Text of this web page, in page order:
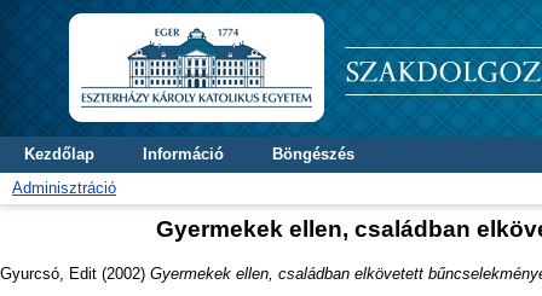
Kezdőlap Információ
Böngészés
Adminisztráció
Gyermekek ellen, családban
Gyurcsó, Edit (2002) Gyermekek ellen, családban elkövetett